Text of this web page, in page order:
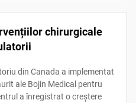
chirurgicale
din Canada a implementat
ale Bojin Medical pentru
a înregistrat o creștere